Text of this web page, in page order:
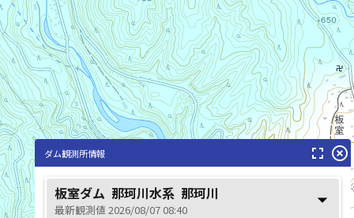
ダム観測所情報 fullscreen highlight_off
板室ダム 那珂川水系 那珂川
最新観測値 2026/08/07 08:40 arrow_drop_down